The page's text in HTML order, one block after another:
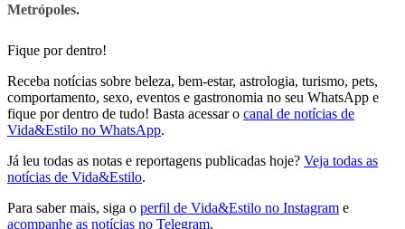
Metrópoles.
Fique por dentro!
Receba notícias sobre beleza, bem-estar, astrologia, turismo, pets,
comportamento, sexo, eventos e gastronomia no seu WhatsApp e
fique por dentro de tudo! Basta acessar o canal de notícias de
Vida&Estilo no WhatsApp.
Já leu todas as notas e reportagens publicadas hoje? Veja todas as
notícias de Vida&Estilo.
Para saber mais, siga o perfil de Vida&Estilo no Instagram e
acompanhe as notícias no Telegram.